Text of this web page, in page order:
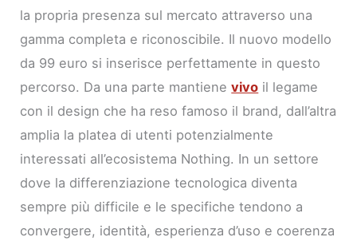
la propria presenza sul mercato attraverso una
gamma completa e riconoscibile. Il nuovo modello
da 99 euro si inserisce perfettamente in questo
percorso. Da una parte mantienevivo il legame
con il design che ha reso famoso il brand, dall’altra
amplia la platea di utenti potenzialmente
interessati all’ecosistema Nothing. In un settore
dove la differenziazione tecnologica diventa
sempre più difficile e le specifiche tendono a
convergere, identità, esperienza d’uso e coerenza